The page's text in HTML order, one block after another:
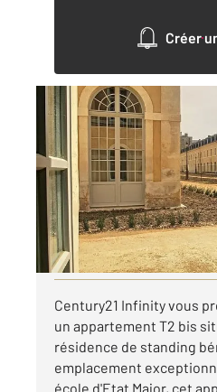
Créer
COMPIEGNE 60
52,05 m2, 2 pièces
Ref : 18063
Appartement F2 à
663 €
par mois charges comprises
Visiter le site dédié
Century21 Infinity vous
un appartement T2 bis
résidence de standing
emplacement
école d'Etat Major, cet